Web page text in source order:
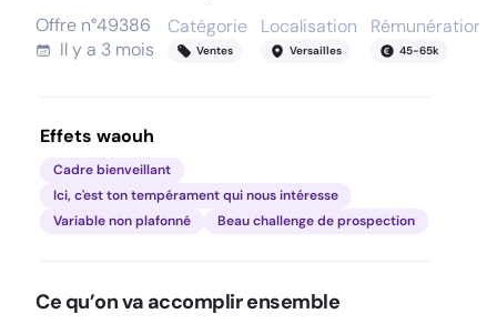
Offre n°49386
Il y a 3 mois
Catégorie
Ventes
Localisation
Versailles
Rémunération
45-65k
Effets waouh
Cadre bienveillant
Ici, c'est ton tempérament qui nous intéresse
Variable non plafonné
Beau challenge de prospection
Ce qu’on va accomplir ensemble